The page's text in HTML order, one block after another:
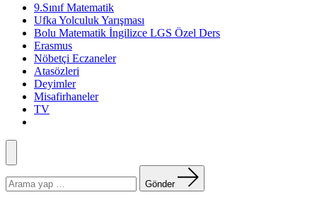
9.Sınıf Matematik
Ufka Yolculuk Yarışması
Bolu Matematik İngilizce LGS Özel Ders
Erasmus
Nöbetçi Eczaneler
Atasözleri
Deyimler
Misafirhaneler
TV
Menü
yapın:
Gönder